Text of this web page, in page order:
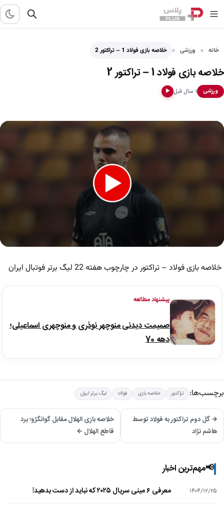
خانه ورزشی خلاصه بازی فولاد 1 – تراکتور 2
خلاصه بازی فولاد 1 – تراکتور 2
ورزشی ۱ سال قبل ▶
14
خلاصه بازی فولاد – تراکتور در چارچوب هفته 22 لیگ برتر فوتبال ایران
پیشنهاد مطالعه
صمیمت دیدنی منوچهر نوذری و منوچهری اسماعیلی؛
دهه 70
برچسب‌ها: تراکتور خلاصه بازی فولاد لیگ برتر ایران
→ گل دوم تراکتور به فولاد توسط
هاشم نژاد
خلاصه بازی الهلال مقابل گوانگژو؛ برد
قاطع الهلال ←
📢مهم‌ترین اخبار
۱۴۰۴/۱۲/۲۵ معرفی ۶ مینی سریال ۲۰۲۵ که نباید از دست بدهید!